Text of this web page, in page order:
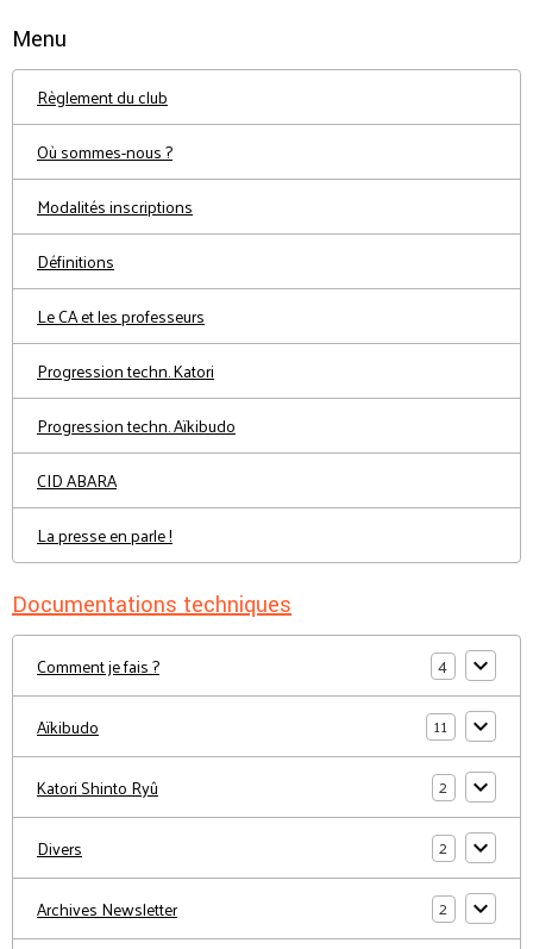
Menu
Règlement du club
Où sommes-nous ?
Modalités inscriptions
Définitions
Le CA et les professeurs
Progression techn. Katori
Progression techn. Aïkibudo
CID ABARA
La presse en parle !
Documentations techniques
Comment je fais ? 4
Aïkibudo 11
Katori Shinto Ryû 2
Divers 2
Archives Newsletter 2